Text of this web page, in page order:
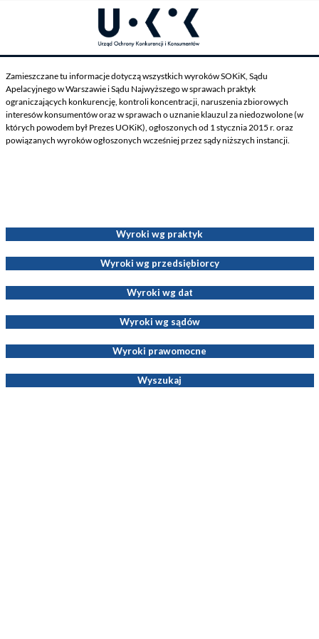
Zamieszczane tu informacje dotyczą wszystkich wyroków SOKiK, Sądu
Apelacyjnego w Warszawie i Sądu Najwyższego w sprawach praktyk
ograniczających konkurencję, kontroli koncentracji, naruszenia zbiorowych
interesów konsumentów oraz w sprawach o uznanie klauzul za niedozwolone (w
których powodem był Prezes UOKiK), ogłoszonych od 1 stycznia 2015 r. oraz
powiązanych wyroków ogłoszonych wcześniej przez sądy niższych instancji.
Wyroki wg praktyk
Wyroki wg przedsiębiorcy
Wyroki wg dat
Wyroki wg sądów
Wyroki prawomocne
Wyszukaj